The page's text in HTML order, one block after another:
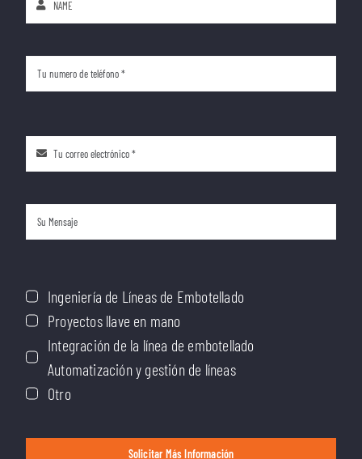
Ingeniería de Líneas de Embotellado
Proyectos llave en mano
Integración de la línea de embotellado
Automatización y gestión de líneas
Otro
Solicitar Más Información